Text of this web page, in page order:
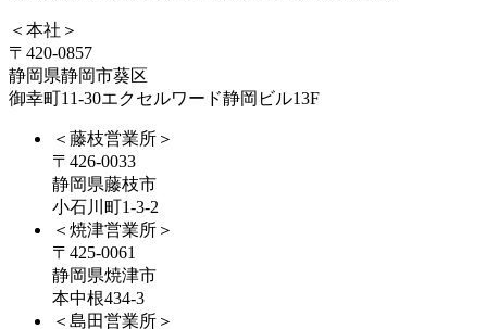
＜本社＞
〒420-0857
静岡県静岡市葵区
御幸町11-30エクセルワード静岡ビル13F
＜藤枝営業所＞
〒426-0033
静岡県藤枝市
小石川町1-3-2
＜焼津営業所＞
〒425-0061
静岡県焼津市
本中根434-3
＜島田営業所＞